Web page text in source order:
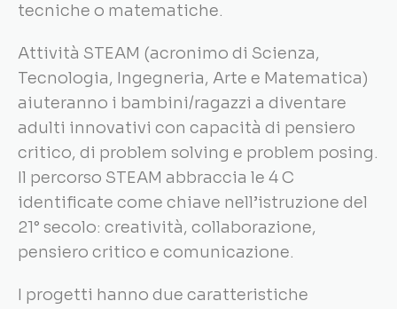
tecniche o matematiche.
Attività STEAM (acronimo di Scienza,
Tecnologia, Ingegneria, Arte e Matematica)
aiuteranno i bambini/ragazzi a diventare
adulti innovativi con capacità di pensiero
critico, di problem solving e problem posing.
Il percorso STEAM abbraccia le 4 C
identificate come chiave nell’istruzione del
21° secolo: creatività, collaborazione,
pensiero critico e comunicazione.
I progetti hanno due caratteristiche